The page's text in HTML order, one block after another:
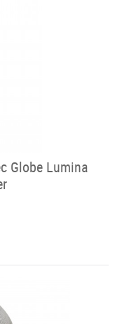
Globe Lumina